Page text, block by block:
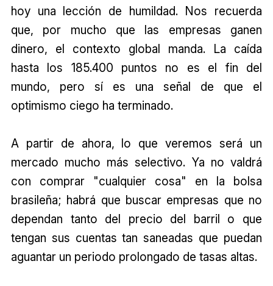
hoy una lección de humildad. Nos recuerda
que, por mucho que las empresas ganen
dinero, el contexto global manda. La caída
hasta los 185.400 puntos no es el fin del
mundo, pero sí es una señal de que el
optimismo ciego ha terminado.
A partir de ahora, lo que veremos será un
mercado mucho más selectivo. Ya no valdrá
con comprar "cualquier cosa" en la bolsa
brasileña; habrá que buscar empresas que no
dependan tanto del precio del barril o que
tengan sus cuentas tan saneadas que puedan
aguantar un periodo prolongado de tasas altas.